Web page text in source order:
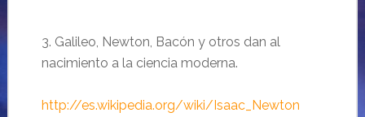
3. Galileo, Newton, Bacón y otros dan al
nacimiento a la ciencia moderna.
http://es.wikipedia.org/wiki/Isaac_Newton